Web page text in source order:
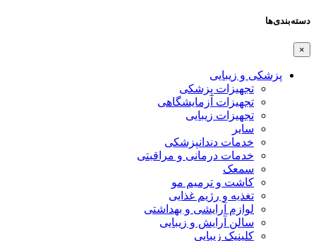
دسته‌بندی‌ها
×
پزشکی و زیبایی
تجهیزات پزشکی
تجهیزات آزمایشگاهی
تجهیزات زیبایی
سایر
خدمات دندانپزشکی
خدمات درمانی و مراقبتی
سمعک
کاشت و ترمیم مو
تغذیه و رژیم غذایی
لوازم آرایشی و بهداشتی
سالن آرایش و زیبایی
کلینیک زیبایی